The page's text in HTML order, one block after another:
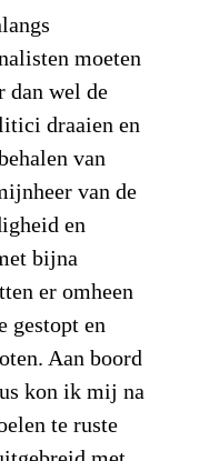
moeten
dan wel de
draaien en
van
van de
en
bijna
er omheen
gestopt en
Aan boord
kon ik mij na
te ruste